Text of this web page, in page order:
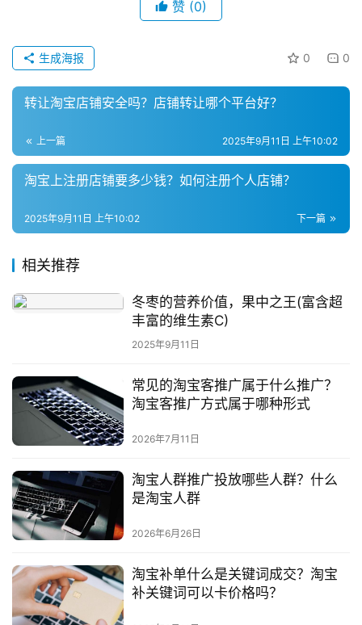
广
私
域
群
答
社
赞 (0)
0 0
生成海报
转让淘宝店铺安全吗？店铺转让哪个平台好？
上一篇 2025年9月11日 上午10:02
淘宝上注册店铺要多少钱？如何注册个人店铺？
下一篇
2025年9月11日 上午10:02
相关推荐
冬枣的营养价值，果中之王(富含超
丰富的维生素C)
2025年9月11日
常见的淘宝客推广属于什么推广？
淘宝客推广方式属于哪种形式
2026年7月11日
淘宝人群推广投放哪些人群？什么
是淘宝人群
2026年6月26日
淘宝补单什么是关键词成交？淘宝
补关键词可以卡价格吗？